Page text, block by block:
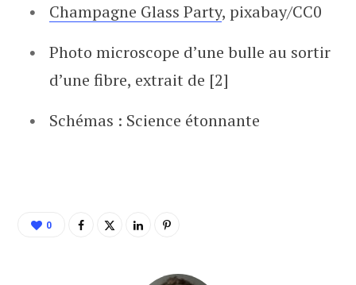
Champagne Glass Party, pixabay/CC0
Photo microscope d’une bulle au sortir
d’une fibre, extrait de [2]
Schémas : Science étonnante
0